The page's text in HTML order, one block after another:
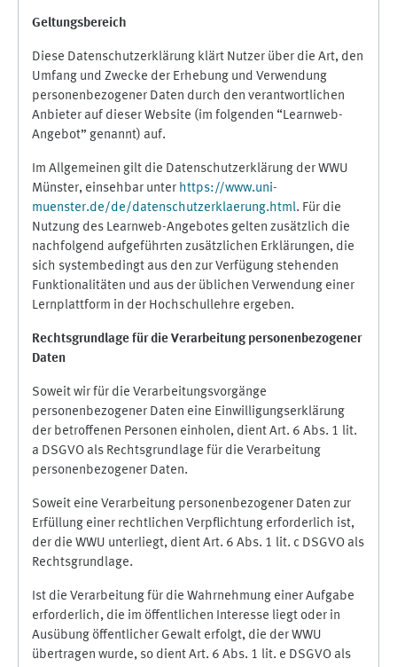
Geltungsbereich
Diese Datenschutzerklärung klärt Nutzer über die Art, den
Umfang und Zwecke der Erhebung und Verwendung
personenbezogener Daten durch den verantwortlichen
Anbieter auf dieser Website (im folgenden “Learnweb-
Angebot” genannt) auf.
Im Allgemeinen gilt die Datenschutzerklärung der WWU
Münster, einsehbar unter https://www.uni-
muenster.de/de/datenschutzerklaerung.html. Für die
Nutzung des Learnweb-Angebotes gelten zusätzlich die
nachfolgend aufgeführten zusätzlichen Erklärungen, die
sich systembedingt aus den zur Verfügung stehenden
Funktionalitäten und aus der üblichen Verwendung einer
Lernplattform in der Hochschullehre ergeben.
Rechtsgrundlage für die Verarbeitung personenbezogener
Daten
Soweit wir für die Verarbeitungsvorgänge
personenbezogener Daten eine Einwilligungserklärung
der betroffenen Personen einholen, dient Art. 6 Abs. 1 lit.
a DSGVO als Rechtsgrundlage für die Verarbeitung
personenbezogener Daten.
Soweit eine Verarbeitung personenbezogener Daten zur
Erfüllung einer rechtlichen Verpflichtung erforderlich ist,
der die WWU unterliegt, dient Art. 6 Abs. 1 lit. c DSGVO als
Rechtsgrundlage.
Ist die Verarbeitung für die Wahrnehmung einer Aufgabe
erforderlich, die im öffentlichen Interesse liegt oder in
Ausübung öffentlicher Gewalt erfolgt, die der WWU
übertragen wurde, so dient Art. 6 Abs. 1 lit. e DSGVO als